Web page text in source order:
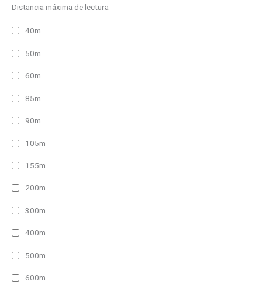
Distancia máxima de lectura
40m
50m
60m
85m
90m
105m
155m
200m
300m
400m
500m
600m